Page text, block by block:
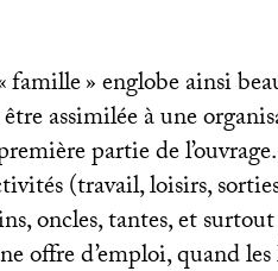
famille» englobe ainsi
assimilée à une
partie de
(travail, loisirs,
oncles, tantes, et
offre d’emploi, quand